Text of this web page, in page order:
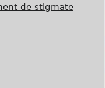
de stigmate